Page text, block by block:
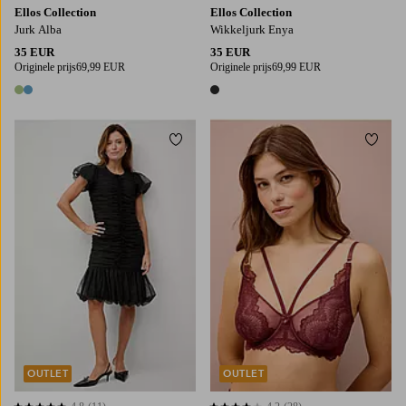
Ellos Collection
Jurk Alba
35 EUR
Originele prijs69,99 EUR
2 kleuren
Ellos Collection
Wikkeljurk Enya
35 EUR
Originele prijs69,99 EUR
1 kleur
OUTLET
Toevoegen aan favorieten
OUTLET